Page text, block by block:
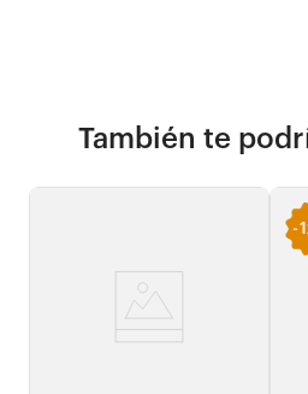
También te
-